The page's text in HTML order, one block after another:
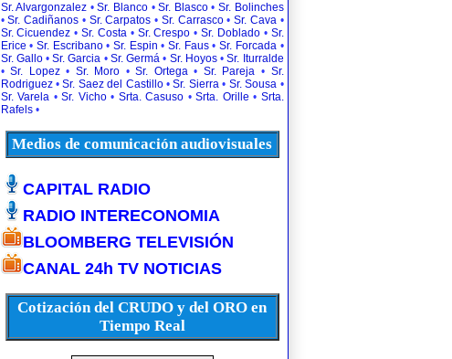
Sr. Alvargonzalez •Sr. Blanco•Sr. Blasco• Sr. Bolinches
•Sr. Cadiñanos • Sr. Carpatos • Sr. Carrasco• Sr. Cava•
Sr. Cicuendez •Sr. Costa• Sr. Crespo •Sr. Doblado• Sr.
Erice • Sr. Escribano• Sr. Espin •Sr. Faus•Sr. Forcada•
Sr. Gallo•Sr. Garcia • Sr. Germá • Sr. Hoyos•Sr. Iturralde
•Sr. Lopez• Sr. Moro •Sr. Ortega• Sr. Pareja • Sr.
Rodriguez•Sr. Saez del Castillo•Sr. Sierra• Sr. Sousa •
Sr. Varela • Sr. Vicho• Srta. Casuso • Srta. Orille • Srta.
Rafels•
Medios de comunicación audiovisuales
CAPITAL RADIO
RADIO INTERECONOMIA
BLOOMBERG TELEVISIÓN
CANAL 24h TV NOTICIAS
Cotización del CRUDO y del ORO en
Tiempo Real